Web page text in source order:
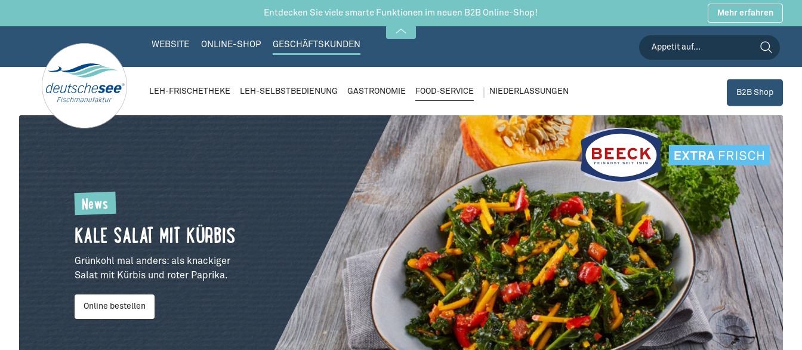
Entdecken Sie viele smarte Funktionen im neuen B2B Online-Shop! Mehr erfahren
WEBSITE ONLINE-SHOP GESCHÄFTSKUNDEN
LEH-FRISCHETHEKE LEH-SELBSTBEDIENUNG GASTRONOMIE FOOD-SERVICE NIEDERLASSUNGEN B2B Shop
News
KALE SALAT MIT KÜRBIS
Grünkohl mal anders: als knackiger
Salat mit Kürbis und roter Paprika.
Online bestellen